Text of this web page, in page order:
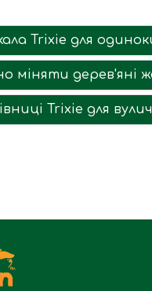
Trixie для
міняти дерев'яні
Trixie для